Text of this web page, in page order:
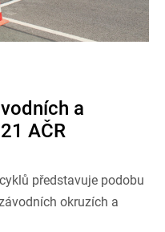
a
AČR
představuje podobu
okruzích a